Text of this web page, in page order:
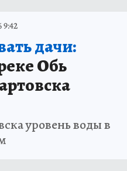
дачи:
Обь
уровень воды в